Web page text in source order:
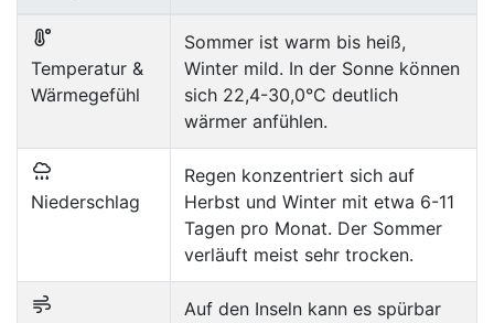
Temperatur &
Wärmegefühl
Sommer ist warm bis heiß,
Winter mild. In der Sonne können
sich 22,4-30,0°C deutlich
wärmer anfühlen.
Niederschlag
Regen konzentriert sich auf
Herbst und Winter mit etwa 6-11
Tagen pro Monat. Der Sommer
verläuft meist sehr trocken.
Auf den Inseln kann es spürbar